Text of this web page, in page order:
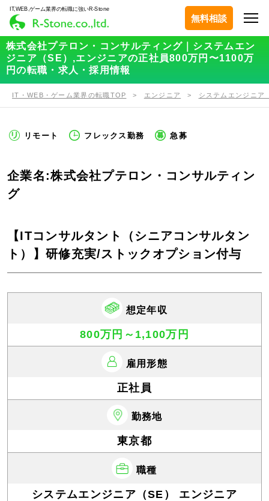
IT,WEB,ゲーム業界の転職に強いR-Stone
無料相談
株式会社プテロン・コンサルティング｜システムエン
ジニア（SE）,エンジニアの正社員800万円〜1100万
円の転職・求人・採用情報
IT・WEB・ゲーム業界の転職TOP エンジニア システムエンジニア
リモート フレックス勤務 急募
企業名:株式会社プテロン・コンサルティン
グ
【ITコンサルタント（シニアコンサルタン
ト）】研修充実/ストックオプション付与
想定年収
800万円～1,100万円
雇用形態
正社員
勤務地
東京都
職種
システムエンジニア（SE） エンジニア